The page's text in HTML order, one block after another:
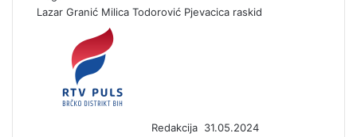
Lazar Granić Milica Todorović Pjevacica raskid
Redakcija e
31.05.2024